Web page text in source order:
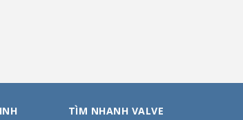
TÌM NHANH VALVE